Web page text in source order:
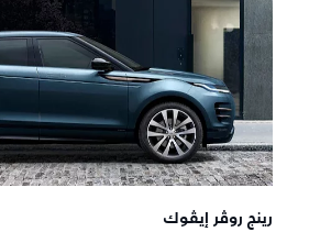
رينج روڤر إيڤوك